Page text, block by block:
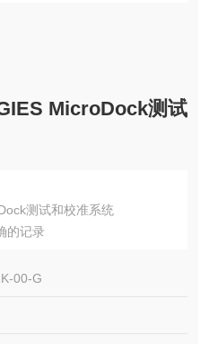
MicroDock测试
测试和校准系统
的记录
00-G